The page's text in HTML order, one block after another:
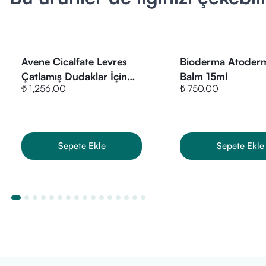
• Nemlendirici
•
• SPF15
• Günlük
Ürün Fiyatı
VitaminBox
Avene Cicalfate Levres
Çatlamış Dudaklar İçin
Balsam 10 ml
₺ 1,256.00
Sepete Ekle
Bioderma
Balm 15ml
₺ 750.00
Sepete Ekle